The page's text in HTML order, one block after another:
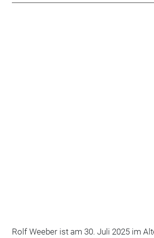
Rolf Weeber ist am 30. Juli 2025 im